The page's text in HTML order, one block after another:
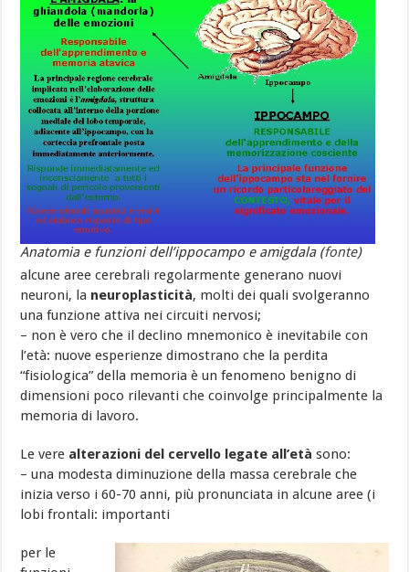
Anatomia e funzioni dell’ippocampo e amigdala (fonte)
alcune aree cerebrali regolarmente generano nuovi
neuroni, la neuroplasticità, molti dei quali svolgeranno
una funzione attiva nei circuiti nervosi;
– non è vero che il declino mnemonico è inevitabile con
l’età: nuove esperienze dimostrano che la perdita
“fisiologica” della memoria è un fenomeno benigno di
dimensioni poco rilevanti che coinvolge principalmente la
memoria di lavoro.
Le vere alterazioni del cervello legate all’etàsono:
– una modesta diminuzione della massa cerebrale che
inizia verso i 60-70 anni, più pronunciata in alcune aree (i
lobi frontali: importanti
per le